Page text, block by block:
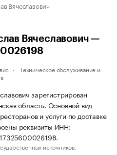
Вячеславович
Вячеславович —
Техническое обслуживание и
зарегистрирован
область. Основной вид
и услуги по доставке
реквизиты ИНН:
источников.